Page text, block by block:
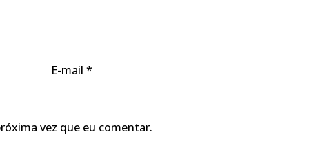
E-mail *
vez que eu comentar.